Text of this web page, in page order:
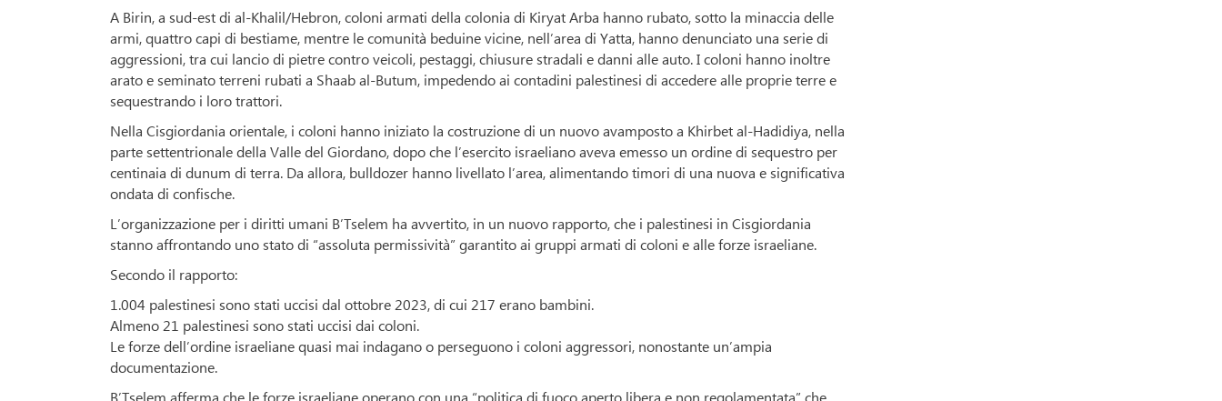
A Birin, a sud-est di al-Khalil/Hebron, coloni armati della colonia di Kiryat Arba hanno rubato, sotto la minaccia delle
armi, quattro capi di bestiame, mentre le comunità beduine vicine, nell’area di Yatta, hanno denunciato una serie di
aggressioni, tra cui lancio di pietre contro veicoli, pestaggi, chiusure stradali e danni alle auto. I coloni hanno inoltre
arato e seminato terreni rubati a Shaab al-Butum, impedendo ai contadini palestinesi di accedere alle proprie terre e
sequestrando i loro trattori.
Nella Cisgiordania orientale, i coloni hanno iniziato la costruzione di un nuovo avamposto a Khirbet al-Hadidiya, nella
parte settentrionale della Valle del Giordano, dopo che l’esercito israeliano aveva emesso un ordine di sequestro per
centinaia di dunum di terra. Da allora, bulldozer hanno livellato l’area, alimentando timori di una nuova e significativa
ondata di confische.
L’organizzazione per i diritti umani B’Tselem ha avvertito, in un nuovo rapporto, che i palestinesi in Cisgiordania
stanno affrontando uno stato di “assoluta permissività” garantito ai gruppi armati di coloni e alle forze israeliane.
Secondo il rapporto:
1.004 palestinesi sono stati uccisi dal ottobre 2023, di cui 217 erano bambini.
Almeno 21 palestinesi sono stati uccisi dai coloni.
Le forze dell’ordine israeliane quasi mai indagano o perseguono i coloni aggressori, nonostante un’ampia
documentazione.